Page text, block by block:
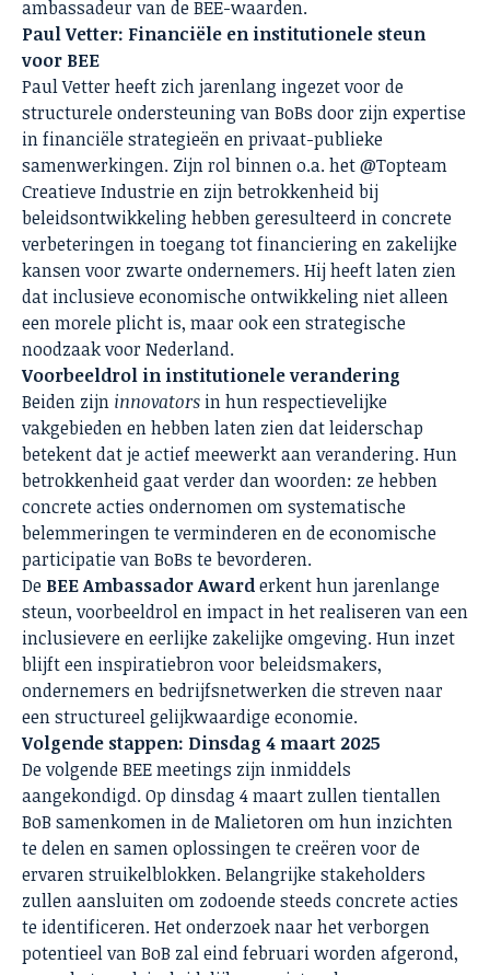
ambassadeur van de BEE-waarden.
Paul Vetter: Financiële en institutionele steun
voor BEE
Paul Vetter heeft zich jarenlang ingezet voor de
structurele ondersteuning van BoBs door zijn expertise
in financiële strategieën en privaat-publieke
samenwerkingen. Zijn rol binnen o.a. het @Topteam
Creatieve Industrie en zijn betrokkenheid bij
beleidsontwikkeling hebben geresulteerd in concrete
verbeteringen in toegang tot financiering en zakelijke
kansen voor zwarte ondernemers. Hij heeft laten zien
dat inclusieve economische ontwikkeling niet alleen
een morele plicht is, maar ook een strategische
noodzaak voor Nederland.
Voorbeeldrol in institutionele verandering
Beiden zijn innovators in hun respectievelijke
vakgebieden en hebben laten zien dat leiderschap
betekent dat je actief meewerkt aan verandering. Hun
betrokkenheid gaat verder dan woorden: ze hebben
concrete acties ondernomen om systematische
belemmeringen te verminderen en de economische
participatie van BoBs te bevorderen.
De BEE Ambassador Awarderkent hun jarenlange
steun, voorbeeldrol en impact in het realiseren van een
inclusievere en eerlijke zakelijke omgeving. Hun inzet
blijft een inspiratiebron voor beleidsmakers,
ondernemers en bedrijfsnetwerken die streven naar
een structureel gelijkwaardige economie.
Volgende stappen: Dinsdag 4 maart 2025
De volgende BEE meetings zijn inmiddels
aangekondigd. Op dinsdag 4 maart zullen tientallen
BoB samenkomen in de Malietoren om hun inzichten
te delen en samen oplossingen te creëren voor de
ervaren struikelblokken. Belangrijke stakeholders
zullen aansluiten om zodoende steeds concrete acties
te identificeren. Het onderzoek naar het verborgen
potentieel van BoB zal eind februari worden afgerond,